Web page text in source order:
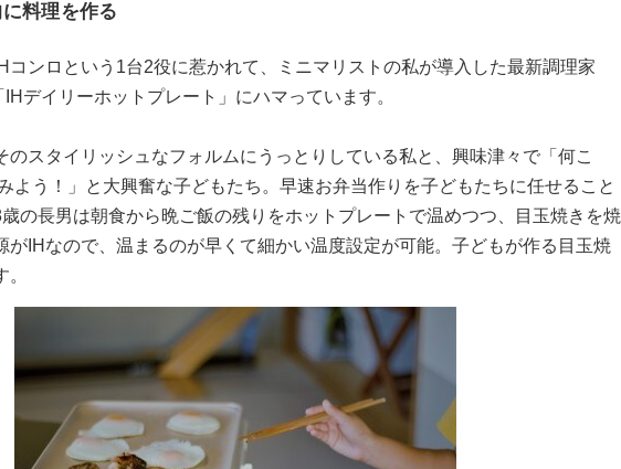
料理を作る
コンロという1台2役に惹かれて、ミニマリストの私が導入した最新調理家
デイリーホットプレート」にハマっています。
のスタイリッシュなフォルムにうっとりしている私と、興味津々で「何こ
よう！」と大興奮な子どもたち。早速お弁当作りを子どもたちに任せること
の長男は朝食から晩ご飯の残りをホットプレートで温めつつ、目玉焼きを焼
がIHなので、温まるのが早くて細かい温度設定が可能。子どもが作る目玉焼